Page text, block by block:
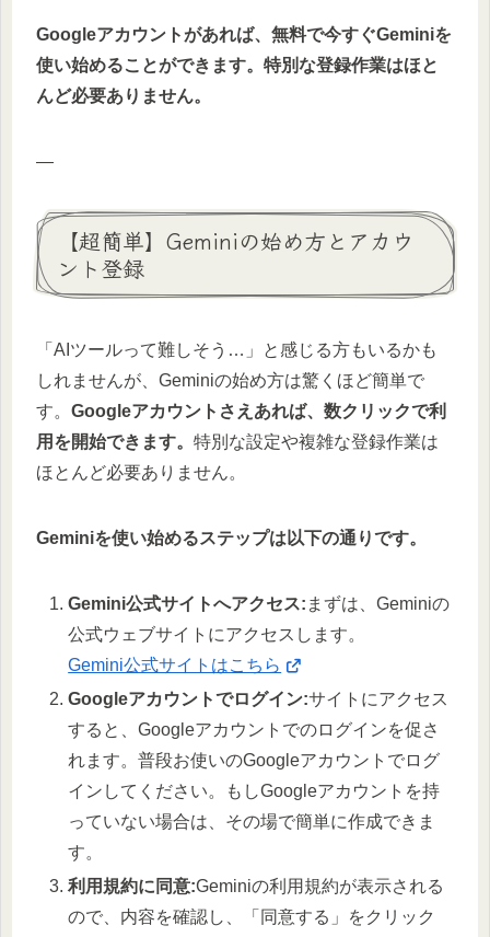
Googleアカウントがあれば、無料で今すぐGeminiを
使い始めることができます。特別な登録作業はほと
んど必要ありません。
—
【超簡単】Geminiの始め方とアカウ
ント登録
「AIツールって難しそう…」と感じる方もいるかも
しれませんが、Geminiの始め方は驚くほど簡単で
す。 Googleアカウントさえあれば、数クリックで利
用を開始できます。 特別な設定や複雑な登録作業は
ほとんど必要ありません。
Geminiを使い始めるステップは以下の通りです。
Gemini公式サイトへアクセス: まずは、Geminiの
公式ウェブサイトにアクセスします。
Gemini公式サイトはこちら
Googleアカウントでログイン:サイトにアクセス
すると、Googleアカウントでのログインを促さ
れます。普段お使いのGoogleアカウントでログ
インしてください。もしGoogleアカウントを持
っていない場合は、その場で簡単に作成できま
す。
利用規約に同意:Geminiの利用規約が表示される
ので、内容を確認し、「同意する」をクリック